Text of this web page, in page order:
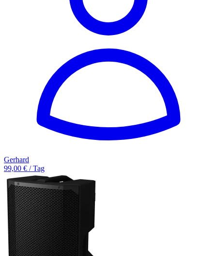
Gerhard
99,00 € / Tag